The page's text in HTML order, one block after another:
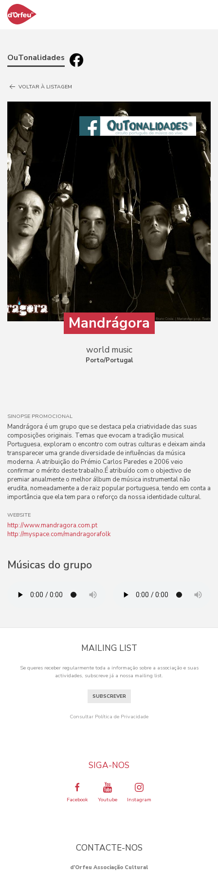
OuTonalidades
VOLTAR À LISTAGEM
Mandrágora
world music
Porto/Portugal
SINOPSE PROMOCIONAL
Mandrágora é um grupo que se destaca pela criatividade das suas
composições originais. Temas que evocam a tradição musical
Portuguesa, exploram o encontro com outras culturas e deixam ainda
transparecer uma grande diversidade de influências da música
moderna. A atribuição do Prémio Carlos Paredes e 2006 veio
confirmar o mérito deste trabalho.É atribuído com o objectivo de
premiar anualmente o melhor álbum de música instrumental não
erudita, nomeadamente a de raiz popular portuguesa, tendo em conta a
importância que ela tem para o reforço da nossa identidade cultural.
WEBSITE
http://www.mandragora.com.pt
http://myspace.com/mandragorafolk
Músicas do grupo
MAILING LIST
Se queres receber regularmente toda a informação sobre a associação e suas
actividades, subscreve já a nossa mailing list.
SUBSCREVER
Consultar Política de Privacidade
SIGA-NOS
Facebook Youtube Instagram
CONTACTE-NOS
d’Orfeu Associação Cultural